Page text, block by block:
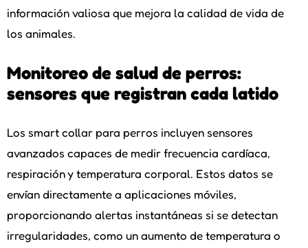
información valiosa que mejora la calidad de vida de
los animales.
Monitoreo de salud de perros:
sensores que registran cada latido
Los smart collar para perros incluyen sensores
avanzados capaces de medir frecuencia cardíaca,
respiración y temperatura corporal. Estos datos se
envían directamente a aplicaciones móviles,
proporcionando alertas instantáneas si se detectan
irregularidades, como un aumento de temperatura o